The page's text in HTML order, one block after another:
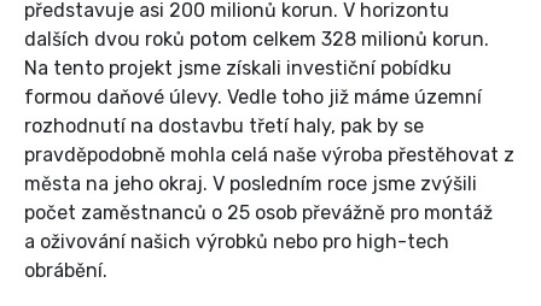
představuje asi 200 mi­lionů korun. V horizontu
dalších dvou roků potom celkem 328 milionů korun.
Na tento projekt jsme získali investiční pobídku
formou daňové úlevy. Vedle toho již máme územní
rozhodnutí na dostavbu třetí haly, pak by se
pravděpodobně mohla celá naše výroba přestěhovat z
města na jeho okraj. V posledním roce jsme zvýšili
počet zaměstnanců o 25 osob převážně pro montáž
a oživování našich výrobků nebo pro high-tech
obrábění.